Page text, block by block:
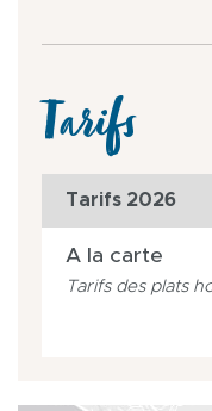
Tarifs
Tarifs 2026
A la carte
Tarifs des plats